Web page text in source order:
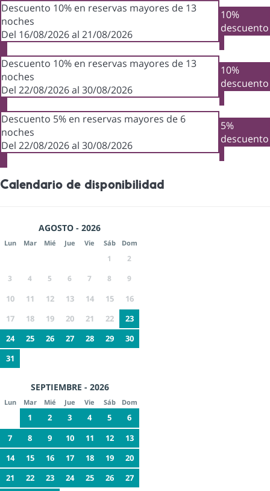
Descuento 10% en reservas mayores de 13
noches
Del 16/08/2026 al 21/08/2026
10%
descuento
Descuento 10% en reservas mayores de 13
noches
Del 22/08/2026 al 30/08/2026
10%
descuento
Descuento 5% en reservas mayores de 6
noches
Del 22/08/2026 al 30/08/2026
5%
descuento
Calendario de disponibilidad
AGOSTO - 2026
Lun Mar Mié Jue Vie Sáb Dom
1
2
3
4 5 6 7 8 9
10 11 12 13 14 15
16
17
18 19 20 21 22
23
24
25 26 27 28 29
30
31
SEPTIEMBRE - 2026
Lun Mar Mié Jue Vie Sáb Dom
1 2 3 4 5
6
7
8 9 10 11 12
13
14
15 16 17 18 19
20
21
22 23 24 25 26
27